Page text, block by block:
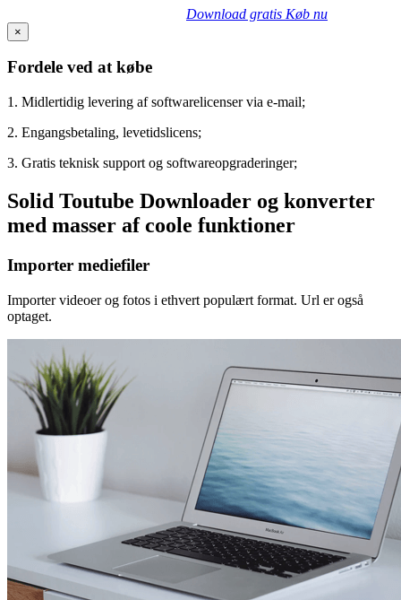
Download gratis Køb nu
×
Fordele ved at købe
1. Midlertidig levering af softwarelicenser via e-mail;
2. Engangsbetaling, levetidslicens;
3. Gratis teknisk support og softwareopgraderinger;
Solid Toutube Downloader og konverter
med masser af coole funktioner
Importer mediefiler
Importer videoer og fotos i ethvert populært format. Url er også
optaget.